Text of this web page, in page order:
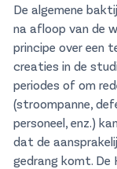
De algemene
na afloop van de
principe over een
creaties in de
periodes of om
(stroompanne,
personeel, enz.)
dat de
gedrang komt. De